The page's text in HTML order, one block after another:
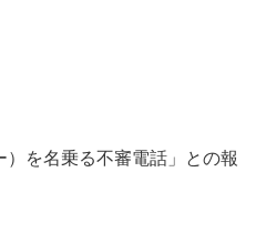
）を名乗る不審電話」との報